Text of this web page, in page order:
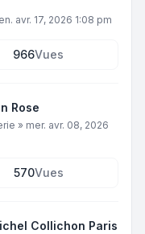
avr. 17, 2026 1:08 pm
966Vues
Rose
» mer. avr. 08, 2026
570Vues
Collichon Paris